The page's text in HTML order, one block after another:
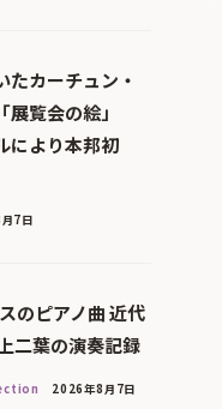
たカーチュン・
覧会の絵」
により本邦初
7日
のピアノ曲 近代
二葉の演奏記録
2026年8月7日